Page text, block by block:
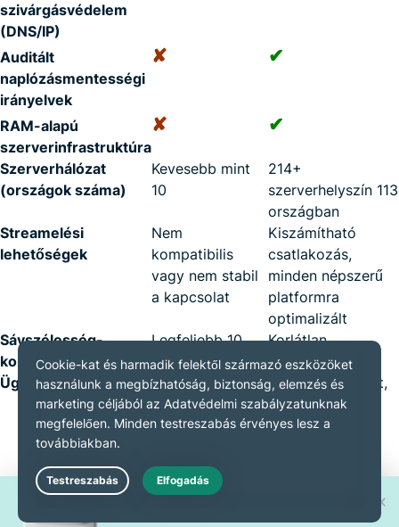
szivárgásvédelem
(DNS/IP)
Auditált
naplózásmentességi
irányelvek
✘ ✔
RAM-alapú
szerverinfrastruktúra
✘ ✔
Szerverhálózat
(országok száma)
Kevesebb mint
10
214+
szerverhelyszín 113
országban
Streamelési
lehetőségek
Nem
kompatibilis
vagy nem stabil
a kapcsolat
Kiszámítható
csatlakozás,
minden népszerű
platformra
optimalizált
Sávszélesség-
korlátozások
Legfeljebb 10
Gb/hó
Korlátlan
Ügyfélszolgálat
Nincs
támogatás, csak
GYIK
Nonstop élő chat,
többnyelvű
támogatás,
Kapcsolat sebességeGyakran lassú
Nyerd meg a 30 új